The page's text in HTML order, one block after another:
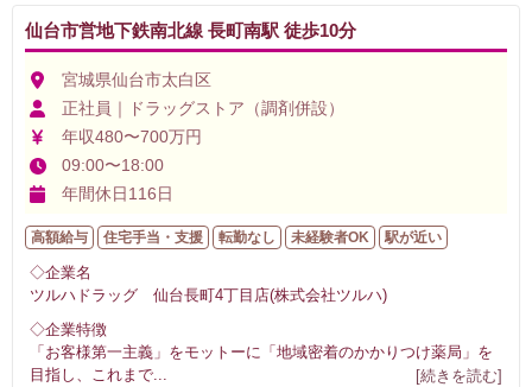
仙台市営地下鉄南北線 長町南駅 徒歩10分
宮城県仙台市太白区
正社員｜ドラッグストア（調剤併設）
年収480〜700万円
09:00〜18:00
年間休日116日
高額給与 住宅手当・支援 転勤なし 未経験者OK 駅が近い
◇企業名
ツルハドラッグ 仙台長町4丁目店(株式会社ツルハ)
◇企業特徴
「お客様第一主義」をモットーに「地域密着のかかりつけ薬局」を
目指し、これまで... [続きを読む]